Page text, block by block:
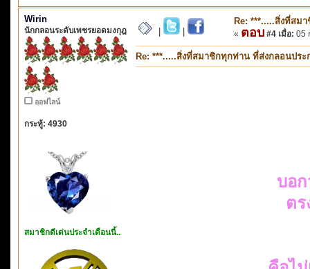
Wirin
นักกลอนระดับเพชรยอดมงกุฎ
ออฟไลน์
กระทู้: 4930
สมาชิกดีเด่นประจำเดือนนี้..
Re: ***.....สิ่งที่สม
« ตอบ #4 เมื่อ: 05
Re: ***.....สิ่งที่สมาชิกทุกท่าน ที่ส่งกลอนปร
บอ
ตร